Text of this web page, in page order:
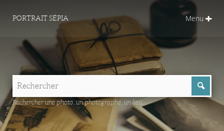
PORTRAIT SÉPIA Menu
Rechercher une photo, un photographe, un lieu...